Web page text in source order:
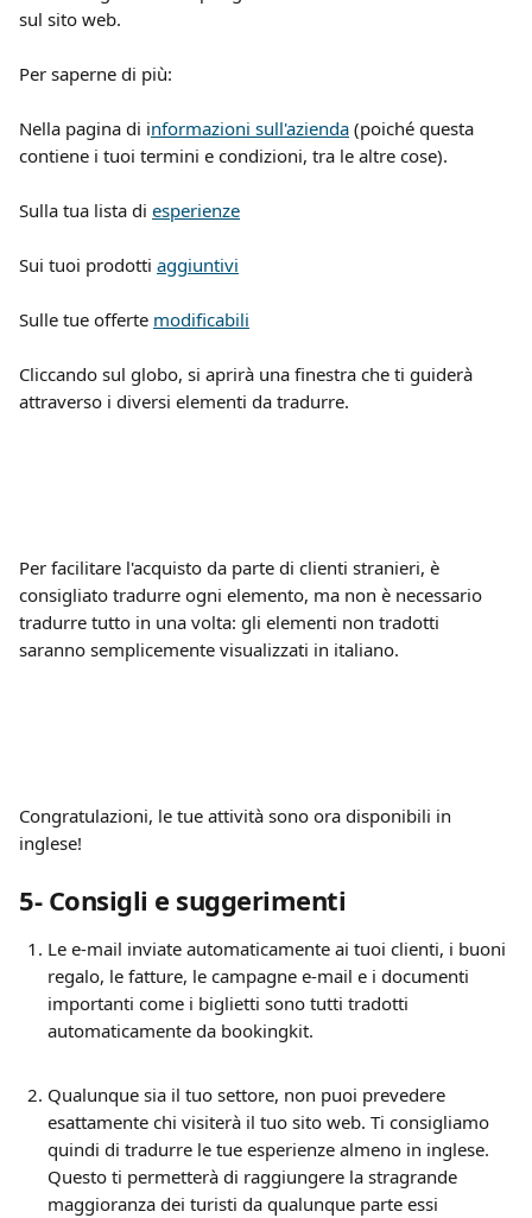
sul sito web.
Per saperne di più:
Nella pagina di informazioni sull'azienda (poiché questa
contiene i tuoi termini e condizioni, tra le altre cose).
Sulla tua lista di esperienze
Sui tuoi prodotti aggiuntivi
Sulle tue offerte modificabili
Cliccando sul globo, si aprirà una finestra che ti guiderà
attraverso i diversi elementi da tradurre.
Per facilitare l'acquisto da parte di clienti stranieri, è
consigliato tradurre ogni elemento, ma non è necessario
tradurre tutto in una volta: gli elementi non tradotti
saranno semplicemente visualizzati in italiano.
Congratulazioni, le tue attività sono ora disponibili in
inglese!
5- Consigli e suggerimenti
Le e-mail inviate automaticamente ai tuoi clienti, i buoni
regalo, le fatture, le campagne e-mail e i documenti
importanti come i biglietti sono tutti tradotti
automaticamente da bookingkit.
Qualunque sia il tuo settore, non puoi prevedere
esattamente chi visiterà il tuo sito web. Ti consigliamo
quindi di tradurre le tue esperienze almeno in inglese.
Questo ti permetterà di raggiungere la stragrande
maggioranza dei turisti da qualunque parte essi